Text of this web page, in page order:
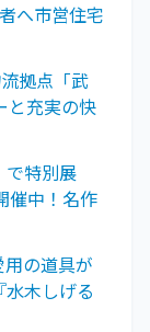
へ市営住宅
拠点「武
と充実の快
で特別展
催中！名作
用の道具が
木しげる